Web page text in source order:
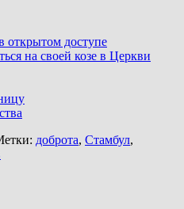
открытом доступе
на своей козе в Церкви
доброта, Стамбул,